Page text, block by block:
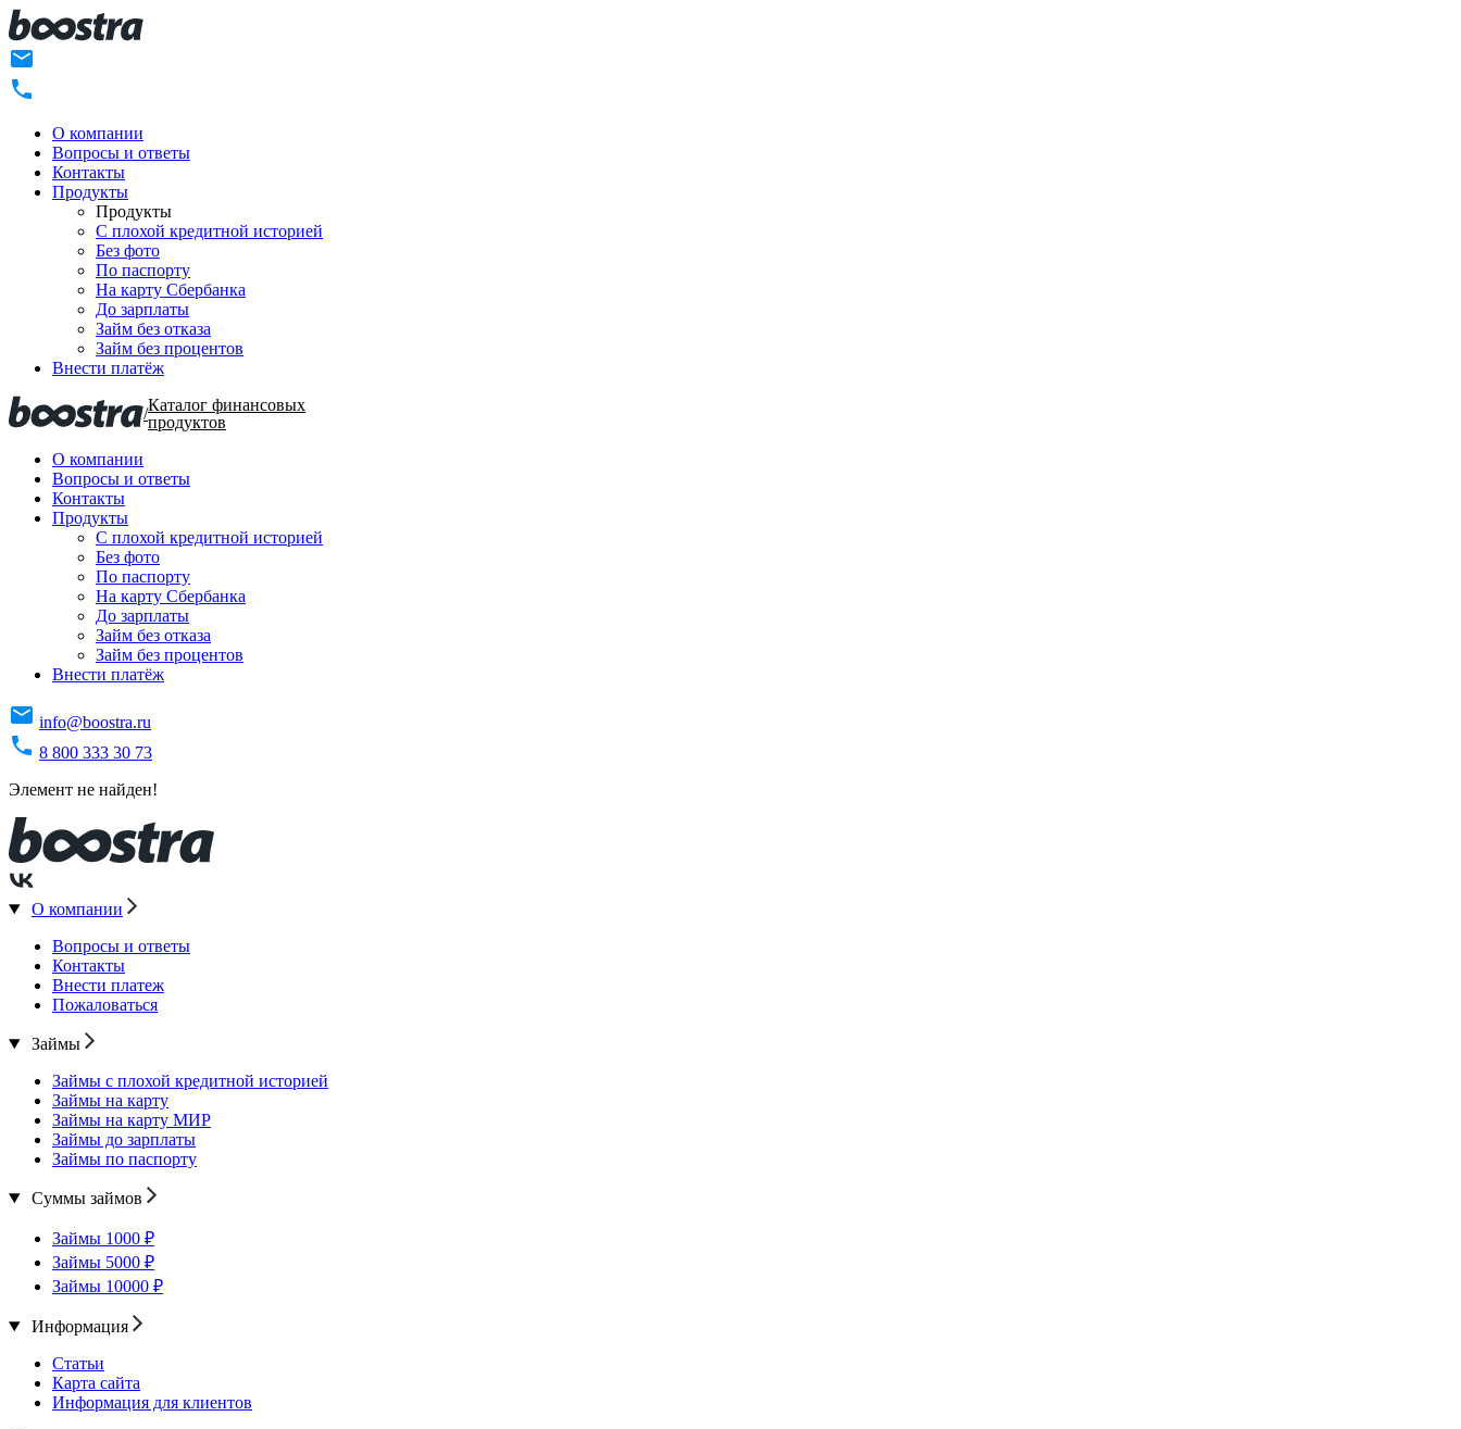
О компании
Вопросы и ответы
Контакты
Продукты
Продукты
C плохой кредитной историей
Без фото
По паспорту
На карту Сбербанка
До зарплаты
Займ без отказа
Займ без процентов
Внести платёж
/Каталог финансовых
продуктов
О компании
Вопросы и ответы
Контакты
Продукты
C плохой кредитной историей
Без фото
По паспорту
На карту Сбербанка
До зарплаты
Займ без отказа
Займ без процентов
Внести платёж
info@boostra.ru
8 800 333 30 73
Элемент не найден!
О компании
Вопросы и ответы
Контакты
Внести платеж
Пожаловаться
Займы
Займы с плохой кредитной историей
Займы на карту
Займы на карту МИР
Займы до зарплаты
Займы по паспорту
Суммы займов
Займы 1000 ₽
Займы 5000 ₽
Займы 10000 ₽
Информация
Статьи
Карта сайта
Информация для клиентов